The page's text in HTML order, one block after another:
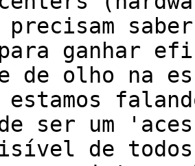
ganhar
de olho na
ser um
de